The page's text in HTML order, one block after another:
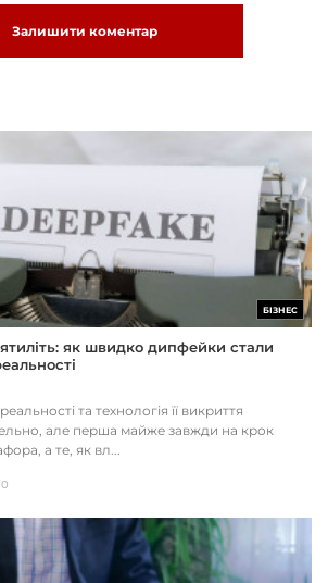
Залишити коментар
БІЗНЕС
як швидко дипфейки стали
та технологія її викриття
але перша майже завжди на крок
а те, як вл...
0